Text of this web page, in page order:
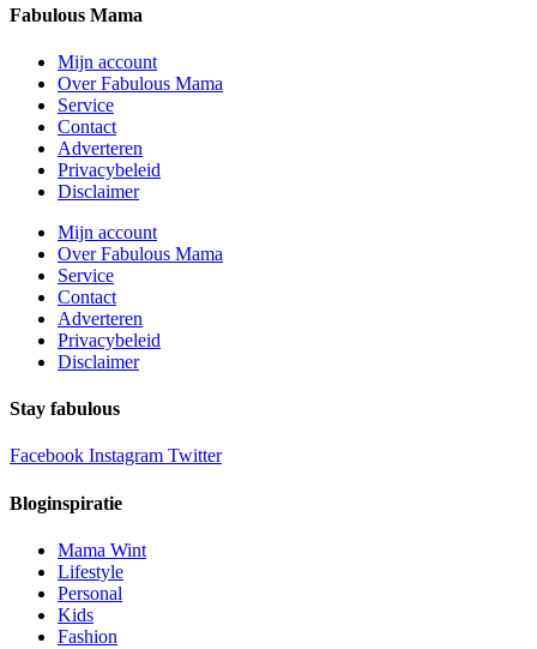
Fabulous Mama
Mijn account
Over Fabulous Mama
Service
Contact
Adverteren
Privacybeleid
Disclaimer
Mijn account
Over Fabulous Mama
Service
Contact
Adverteren
Privacybeleid
Disclaimer
Stay fabulous
Facebook Instagram Twitter
Bloginspiratie
Mama Wint
Lifestyle
Personal
Kids
Fashion